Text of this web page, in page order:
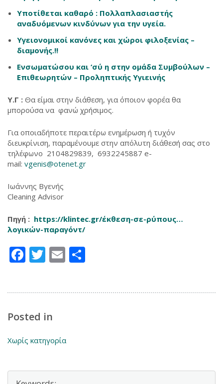
Υποτίθεται καθαρό : Πολλαπλασιαστής
αναδυόμενων κινδύνων για την υγεία.
Υγειονομικοί κανόνες και χώροι φιλοξενίας –
διαμονής.!!
Ενσωματώσου και ‘σύ η στην ομάδα Συμβούλων –
Επιθεωρητών – Προληπτικής Υγιεινής
Υ.Γ : Θα είμαι στην διάθεση, για όποιον φορέα θα
μπορούσα να φανώ χρήσιμος.
Για οποιαδήποτε περαιτέρω ενημέρωση ή τυχόν
διευκρίνιση, παραμένουμε στην απόλυτη διάθεσή σας στο
τηλέφωνο 2104829839, 6932245887 e-
mail: vgenis@otenet.gr
Ιωάννης Βγενής
Cleaning Advisor
Πηγή : https://klintec.gr/έκθεση-σε-ρύπους…
λογικών-παραγόντ/
Facebook
Twitter
Email
Posted in
Χωρίς κατηγορία